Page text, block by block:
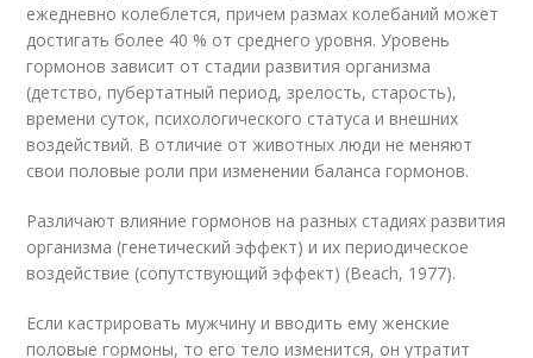
ежедневно колеблется, причем размах колебаний может
достигать более 40 % от среднего уровня. Уровень
гормонов зависит от стадии развития организма
(детство, пубертатный пе­риод, зрелость, старость),
времени суток, психологического статуса и вне­шних
воздействий. В отличие от животных люди не меняют
свои половые роли при изменении баланса гормонов.
Различают влияние гормонов на разных стадиях развития
организма (ге­нетический эффект) и их периодическое
воздействие (сопутствующий эф­фект) (Beach, 1977).
Если кастрировать мужчину и вводить ему женские
половые гормоны, то его тело изменится, он утратит